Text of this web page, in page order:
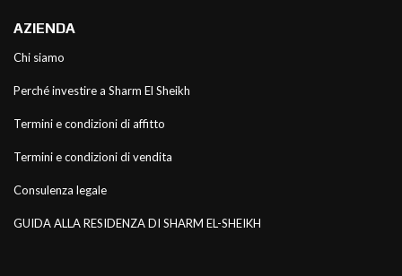
AZIENDA
Chi siamo
Perché investire a Sharm El Sheikh
Termini e condizioni di affitto
Termini e condizioni di vendita
Consulenza legale
GUIDA ALLA RESIDENZA DI SHARM EL-SHEIKH